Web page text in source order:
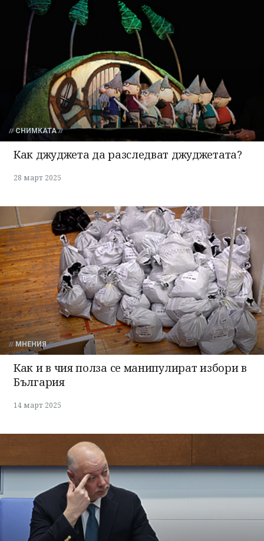
СНИМКАТА
Как джуджета да разследват джуджетата?
28 март 2025
МНЕНИЯ
Как и в чия полза се манипулират избори в
България
14 март 2025